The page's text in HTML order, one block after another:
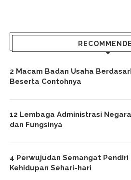
2 Macam Badan Usaha
Beserta Contohnya
12 Lembaga Administrasi
dan Fungsinya
4 Perwujudan Semangat Pendiri
Kehidupan Sehari-hari